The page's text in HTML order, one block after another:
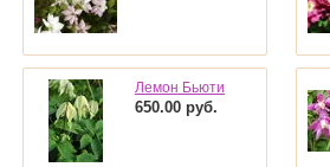
Лемон Бьюти
650.00 руб.